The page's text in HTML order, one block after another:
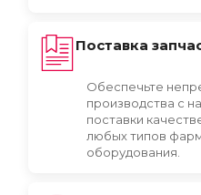
Поставка
Обеспечьте
производства с
поставки
любых типов
оборудования.